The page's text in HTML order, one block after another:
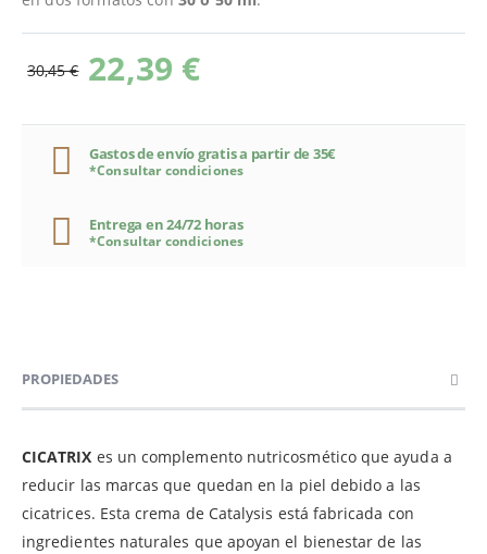
22,39 €
30,45 €
Gastos de envío gratis a partir de 35€
*Consultar condiciones
Entrega en 24/72 horas
*Consultar condiciones
PROPIEDADES
CICATRIX es un complemento nutricosmético que ayuda a
reducir las marcas que quedan en la piel debido a las
cicatrices. Esta crema de Catalysis está fabricada con
ingredientes naturales que apoyan el bienestar de las